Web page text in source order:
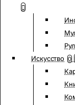
Искусство 0